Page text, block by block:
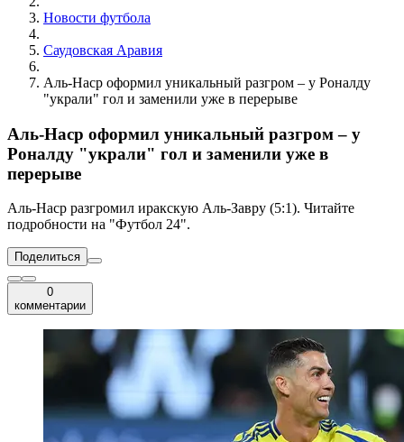
Новости футбола
Саудовская Аравия
Аль-Наср оформил уникальный разгром – у Роналду
"украли" гол и заменили уже в перерыве
Аль-Наср оформил уникальный разгром – у
Роналду "украли" гол и заменили уже в
перерыве
Аль-Наср разгромил иракскую Аль-Завру (5:1). Читайте
подробности на "Футбол 24".
Поделиться
0
комментарии